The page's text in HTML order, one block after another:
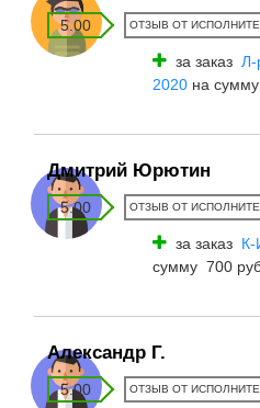
5.00 ОТЗЫВ ОТ
за заказ Л-
2020 на
Дмитрий Юрютин
5.00 ОТЗЫВ ОТ
за заказ К-
сумму 700
Александр Г.
5.00 ОТЗЫВ ОТ